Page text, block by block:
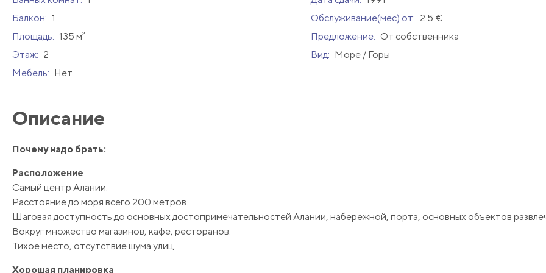
Балкон: 1 Обслуживание(мес) от: 2.5 €
Площадь: 135 м² Предложение: От собственника
Этаж: 2 Вид: Море / Горы
Мебель: Нет
Описание
Почему надо брать:
Расположение
Самый центр Алании.
Расстояние до моря всего 200 метров.
Шаговая доступность до основных достопримечательностей Алании, набережной, порта, основных объектов
Вокруг множество магазинов, кафе, ресторанов.
Тихое место, отсутствие шума улиц.
Хорошая планировка